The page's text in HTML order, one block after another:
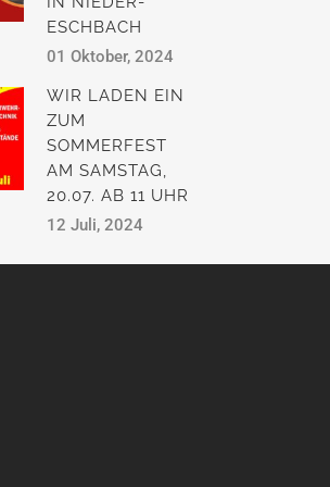
ESCHBACH
01 Oktober, 2024
WIR LADEN EIN
ZUM
SOMMERFEST
AM SAMSTAG,
20.07. AB 11 UHR
12 Juli, 2024